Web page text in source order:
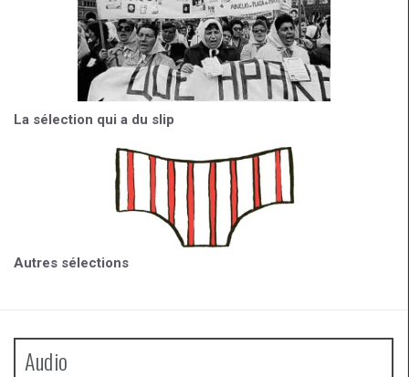
La sélection qui a du slip
Autres sélections
Audio